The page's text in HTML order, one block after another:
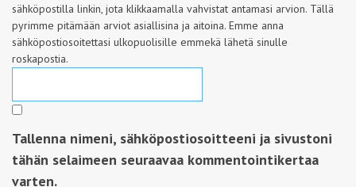
sähköpostilla linkin, jota klikkaamalla vahvistat antamasi arvion. Tällä
pyrimme pitämään arviot asiallisina ja aitoina. Emme anna
sähköpostiosoitettasi ulkopuolisille emmekä lähetä sinulle
roskapostia.
Tallenna nimeni, sähköpostiosoitteeni ja sivustoni
tähän selaimeen seuraavaa kommentointikertaa
varten.